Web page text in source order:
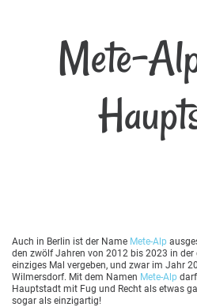
Mete-
Auch in Berlin ist der Name Mete-Alp
den zwölf Jahren von 2012 bis 2023 in
einziges Mal vergeben, und zwar im Jahr
Wilmersdorf. Mit dem Namen Mete-Alp
Hauptstadt mit Fug und Recht als etwas
sogar als einzigartig!